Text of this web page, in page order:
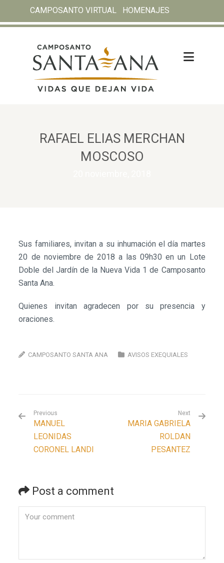
CAMPOSANTO VIRTUAL HOMENAJES
RAFAEL ELIAS MERCHAN
MOSCOSO
Sus familiares, invitan a su inhumación el día martes
20 de noviembre de 2018 a las 09h30 en un Lote
Doble del Jardín de la Nueva Vida 1 de Camposanto
Santa Ana.
Quienes invitan agradecen por su presencia y
oraciones.
CAMPOSANTO SANTA ANA AVISOS EXEQUIALES
Previous
MANUEL
LEONIDAS
CORONEL LANDI
Next
MARIA GABRIELA
ROLDAN
PESANTEZ
Post a comment